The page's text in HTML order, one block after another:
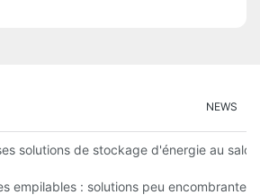
NEWS
retour sur investissement réel à partir
solutions de stockage d'énergie au
solaire
empilables : solutions peu